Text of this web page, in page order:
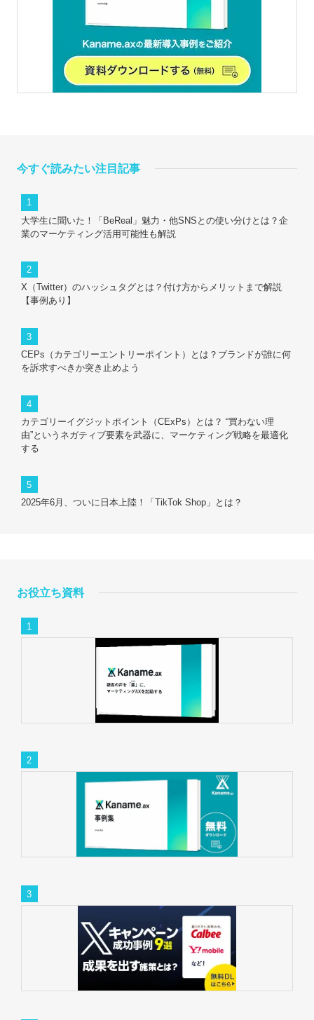
今すぐ読みたい注目記事
大学生に聞いた！「BeReal」魅力・他SNSとの使い分けとは？企
業のマーケティング活用可能性も解説
X（Twitter）のハッシュタグとは？付け方からメリットまで解説
【事例あり】
CEPs（カテゴリーエントリーポイント）とは？ブランドが誰に何
を訴求すべきか突き止めよう
カテゴリーイグジットポイント（CExPs）とは？ “買わない理
由”というネガティブ要素を武器に、マーケティング戦略を最適化
する
2025年6月、ついに日本上陸！「TikTok Shop」とは？
お役立ち資料